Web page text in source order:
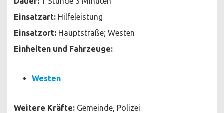
Einsatzart: Hilfeleistung
Einsatzort: Hauptstraße; Westen
Einheiten und Fahrzeuge:
Westen
Weitere Kräfte: Gemeinde, Polizei